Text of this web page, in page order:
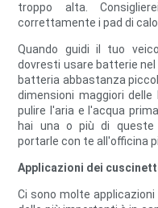
troppo alta.
correttamente i pad di
Quando guidi il tuo
dovresti usare batterie
batteria abbastanza
dimensioni maggiori
pulire l'aria e l'acqua
hai una o più di queste
portarle con te all'officina
Applicazioni dei
Ci sono molte